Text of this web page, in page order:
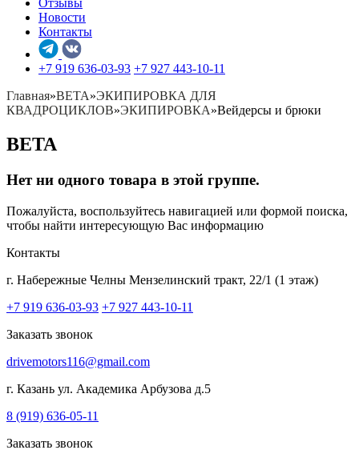
Отзывы
Новости
Контакты
+7 919 636-03-93 +7 927 443-10-11
Главная»BETA»ЭКИПИРОВКА ДЛЯ
КВАДРОЦИКЛОВ»ЭКИПИРОВКА»Вейдерсы и брюки
BETA
Нет ни одного товара в этой группе.
Пожалуйста, воспользуйтесь навигацией или формой поиска,
чтобы найти интересующую Вас информацию
Контакты
г. Набережные Челны Мензелинский тракт, 22/1 (1 этаж)
+7 919 636-03-93 +7 927 443-10-11
Заказать звонок
drivemotors116@gmail.com
г. Казань ул. Академика Арбузова д.5
8 (919) 636-05-11
Заказать звонок